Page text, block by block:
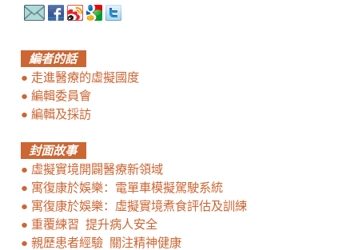
編者的話
● 走進醫療的虛擬國度
● 編輯委員會
● 編輯及採訪
封面故事
● 虛擬實境開闢醫療新領域
● 寓復康於娛樂：電單車模擬駕駛系統
● 寓復康於娛樂：虛擬實境煮食評估及訓練
● 重覆練習 提升病人安全
● 親歷患者經驗 關注精神健康